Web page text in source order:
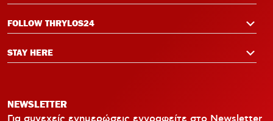
FOLLOW THRYLOS24
STAY HERE
NEWSLETTER